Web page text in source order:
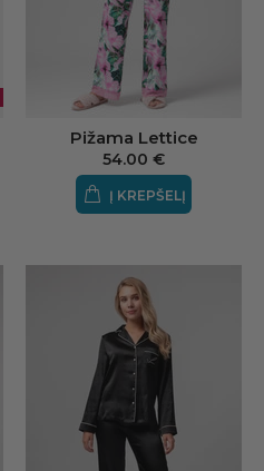
Pižama Lettice
54.00 €
Į KREPŠELĮ